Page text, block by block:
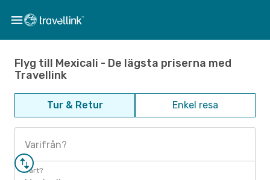
Flyg till Mexicali - De lägsta priserna med
Travellink
Tur & Retur Enkel resa
Varifrån?
Vart?